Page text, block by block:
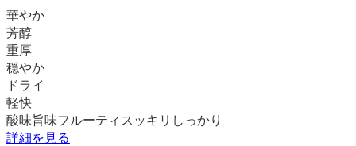
華やか
芳醇
重厚
穏やか
ドライ
軽快
酸味旨味フルーティ スッキリ しっかり
詳細を見る